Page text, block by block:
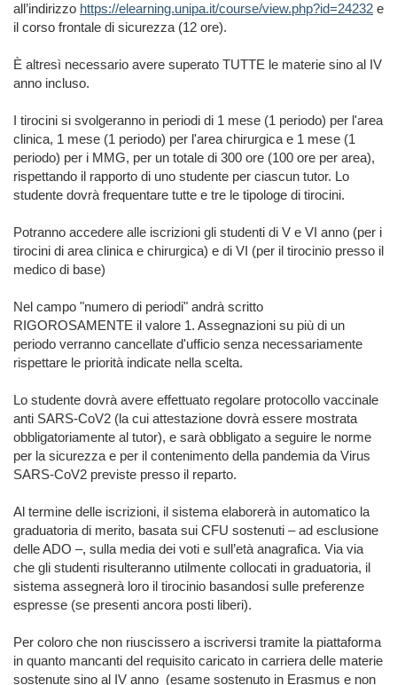
all’indirizzo https://elearning.unipa.it/course/view.php?id=24232 e
il corso frontale di sicurezza (12 ore).
È altresì necessario avere superato TUTTE le materie sino al IV
anno incluso.
I tirocini si svolgeranno in periodi di 1 mese (1 periodo) per l'area
clinica, 1 mese (1 periodo) per l'area chirurgica e 1 mese (1
periodo) per i MMG, per un totale di 300 ore (100 ore per area),
rispettando il rapporto di uno studente per ciascun tutor. Lo
studente dovrà frequentare tutte e tre le tipologe di tirocini.
Potranno accedere alle iscrizioni gli studenti di V e VI anno (per i
tirocini di area clinica e chirurgica) e di VI (per il tirocinio presso il
medico di base)
Nel campo "numero di periodi" andrà scritto
RIGOROSAMENTE il valore 1. Assegnazioni su più di un
periodo verranno cancellate d'ufficio senza necessariamente
rispettare le priorità indicate nella scelta.
Lo studente dovrà avere effettuato regolare protocollo vaccinale
anti SARS-CoV2 (la cui attestazione dovrà essere mostrata
obbligatoriamente al tutor), e sarà obbligato a seguire le norme
per la sicurezza e per il contenimento della pandemia da Virus
SARS-CoV2 previste presso il reparto.
Al termine delle iscrizioni, il sistema elaborerà in automatico la
graduatoria di merito, basata sui CFU sostenuti – ad esclusione
delle ADO –, sulla media dei voti e sull’età anagrafica. Via via
che gli studenti risulteranno utilmente collocati in graduatoria, il
sistema assegnerà loro il tirocinio basandosi sulle preferenze
espresse (se presenti ancora posti liberi).
Per coloro che non riuscissero a iscriversi tramite la piattaforma
in quanto mancanti del requisito caricato in carriera delle materie
sostenute sino al IV anno (esame sostenuto in Erasmus e non